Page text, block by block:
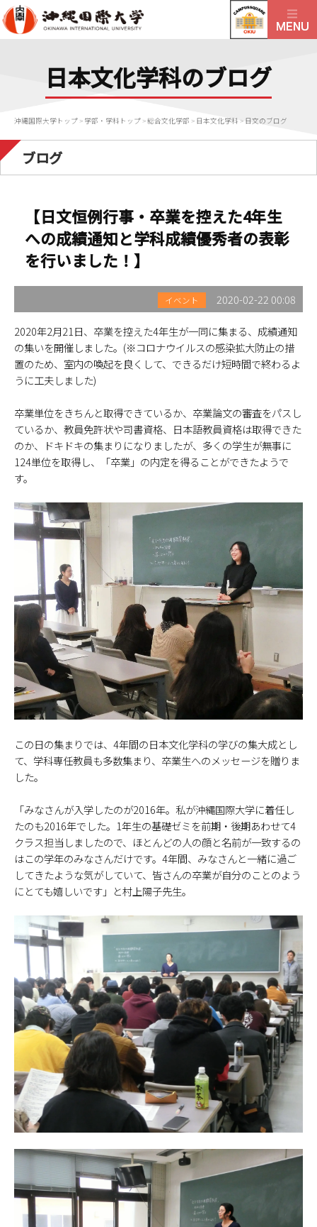
日本文化学科のブログ
沖縄国際大学トップ > 学部・学科トップ >総合文化学部 > 日本文化学科 > 日文のブログ
ブログ
【日文恒例行事・卒業を控えた4年生
への成績通知と学科成績優秀者の表彰
を行いました！】
イベント 2020-02-22 00:08
2020年2月21日、卒業を控えた4年生が一同に集まる、成績通知
の集いを開催しました。(※コロナウイルスの感染拡大防止の措
置のため、室内の喚起を良くして、できるだけ短時間で終わるよ
うに工夫しました)
卒業単位をきちんと取得できているか、卒業論文の審査をパスし
ているか、教員免許状や司書資格、日本語教員資格は取得できた
のか、ドキドキの集まりになりましたが、多くの学生が無事に
124単位を取得し、「卒業」の内定を得ることができたようで
す。
この日の集まりでは、4年間の日本文化学科の学びの集大成とし
て、学科専任教員も多数集まり、卒業生へのメッセージを贈りま
した。
「みなさんが入学したのが2016年。私が沖縄国際大学に着任し
たのも2016年でした。1年生の基礎ゼミを前期・後期あわせて4
クラス担当しましたので、ほとんどの人の顔と名前が一致するの
はこの学年のみなさんだけです。4年間、みなさんと一緒に過ご
してきたような気がしていて、皆さんの卒業が自分のことのよう
にとても嬉しいです」と村上陽子先生。